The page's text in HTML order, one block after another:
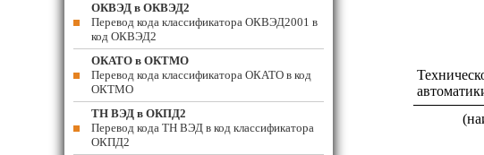
ОКВЭД в ОКВЭД2
Перевод кода классификатора ОКВЭД2001 в
код ОКВЭД2
ОКАТО в ОКТМО
Перевод кода классификатора ОКАТО в код
ОКТМО
ТН ВЭД в ОКПД2
Перевод кода ТН ВЭД в код классификатора
ОКПД2